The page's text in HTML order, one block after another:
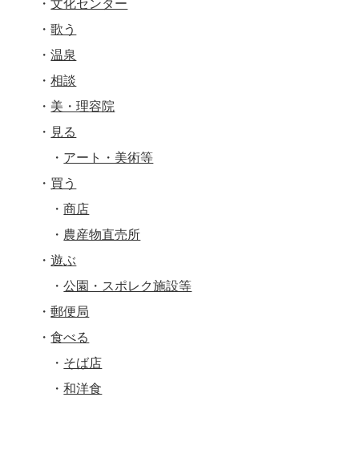
文化センター
歌う
温泉
相談
美・理容院
見る
アート・美術等
買う
商店
農産物直売所
遊ぶ
公園・スポレク施設等
郵便局
食べる
そば店
和洋食